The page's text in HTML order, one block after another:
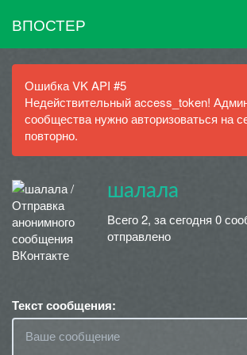
ВПОСТЕР
Ошибка VK API #5
Недействительный access_token!
сообщества нужно авторизоваться на
повторно.
шалала
Всего 2, за сегодня 0
отправлено
Текст сообщения: